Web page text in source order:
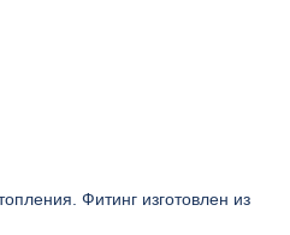
Фитинг изготовлен из